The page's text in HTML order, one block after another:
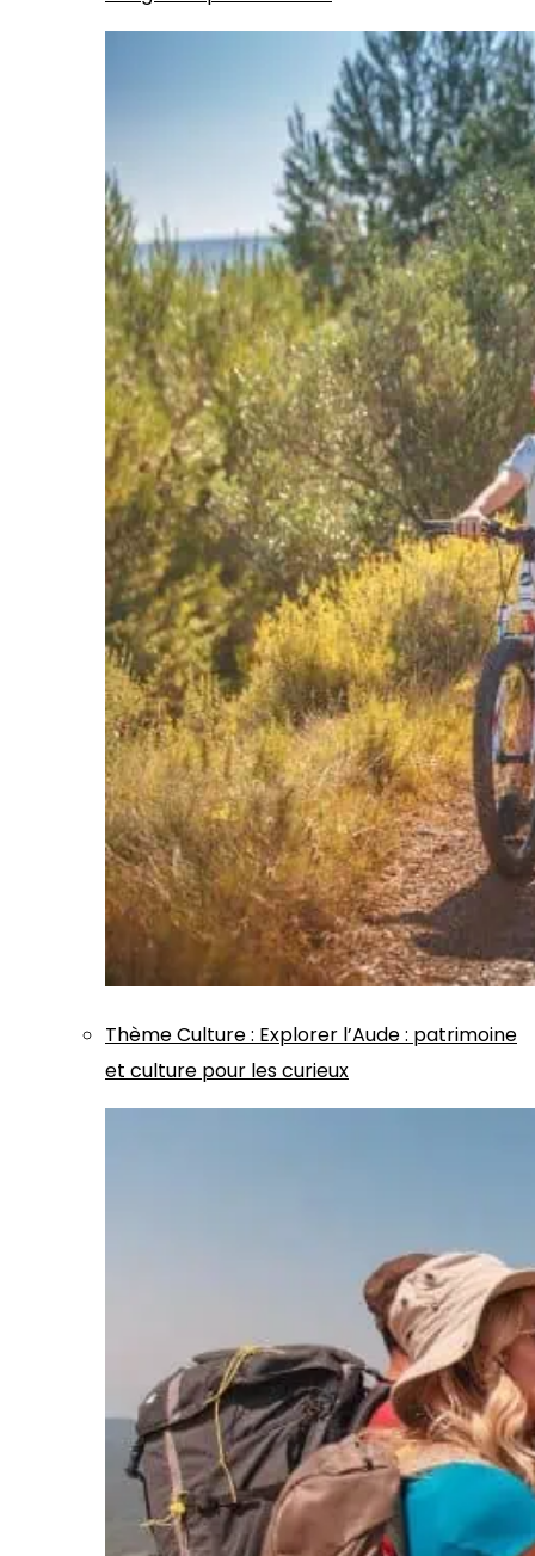
ThèmeCulture: Explorer l’Aude : patrimoine
et culture pour les curieux